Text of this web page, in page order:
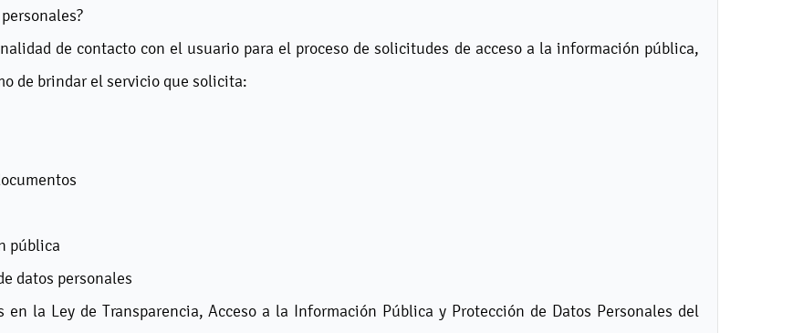
de contacto con el usuario para el proceso de solicitudes de acceso a la información pública,
de brindar el servicio que solicita:
pública
datos personales
la Ley de Transparencia, Acceso a la Información Pública y Protección de Datos Personales del